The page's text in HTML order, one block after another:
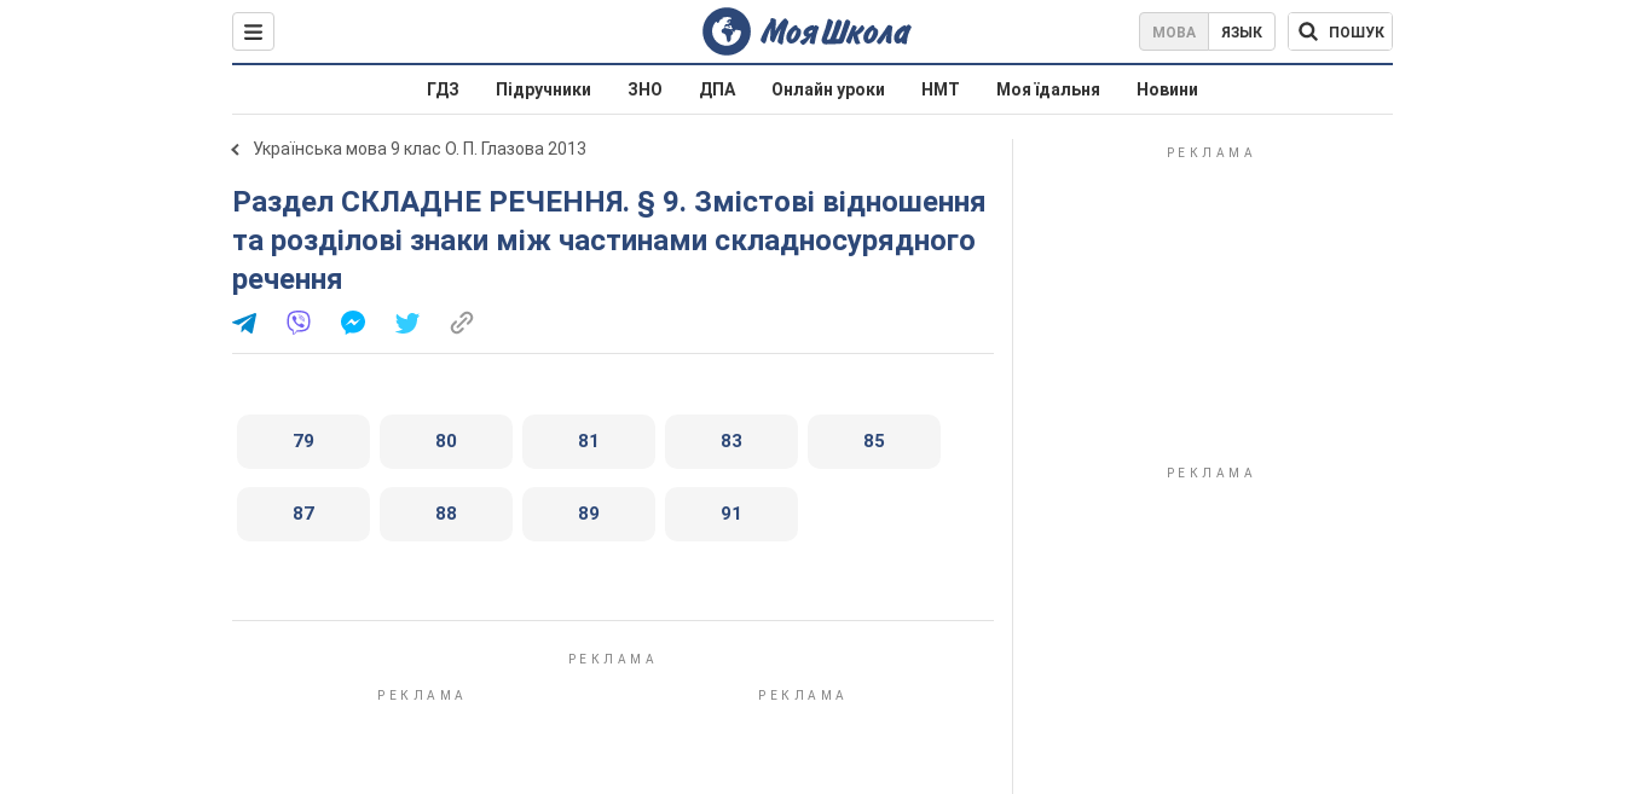
МОВА ЯЗЫК ПОШУК
ГДЗ Підручники ЗНО ДПА Онлайн уроки НМТ Моя їдальня Новини
Українська мова 9 клас О. П. Глазова 2013
Раздел СКЛАДНЕ РЕЧЕННЯ. § 9. Змістові відношення
та розділові знаки між частинами складносурядного
речення
79 80 81 83 85
87 88 89 91